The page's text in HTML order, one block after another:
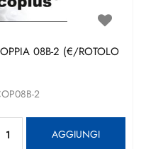
08B-2 (€/ROTOLO
2
AGGIUNGI